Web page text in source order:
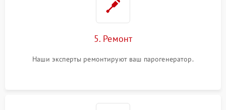
5. Ремонт
Наши эксперты ремонтируют ваш парогенератор.